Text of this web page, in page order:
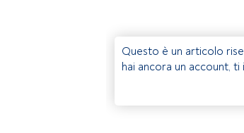
Questo è un articolo
hai ancora un account,